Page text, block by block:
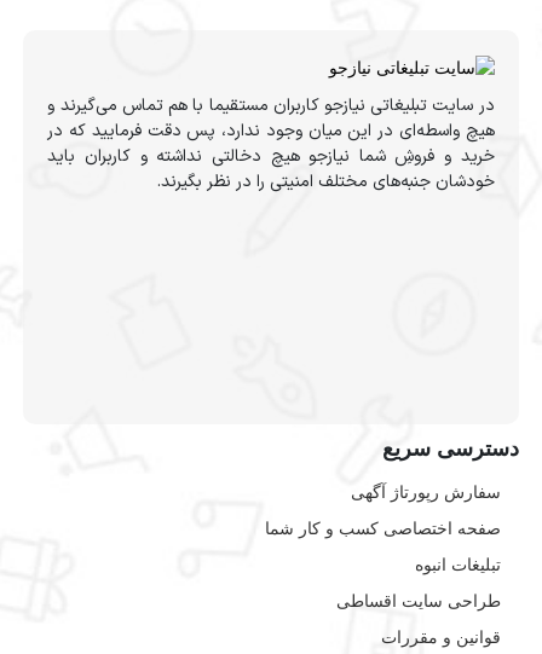
در سایت تبلیغاتی نیازجو کاربران مستقیما با هم تماس می‌گیرند و
هیچ واسطه‌ای در این میان وجود ندارد، پس دقت فرمایید که در
خرید و فروشِ شما نیازجو هیچ دخالتی نداشته و کاربران باید
خودشان جنبه‌های مختلف امنیتی را در نظر بگیرند.
دسترسی سریع
سفارش رپورتاژ آگهی
صفحه اختصاصی کسب و کار شما
تبلیغات انبوه
طراحی سایت اقساطی
قوانین و مقررات